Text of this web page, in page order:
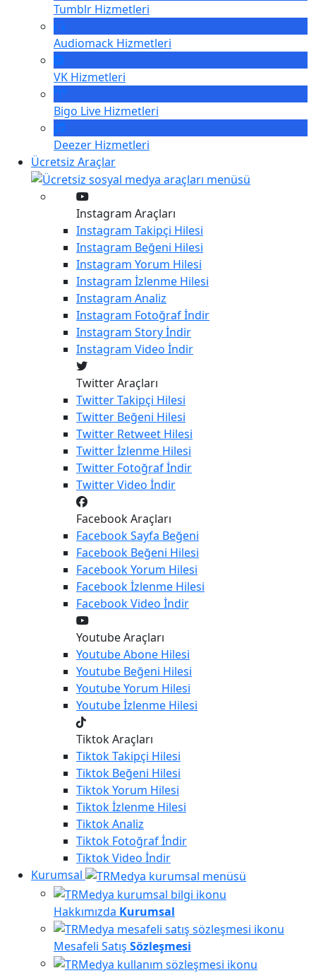
Tumblr Hizmetleri
Audiomack Hizmetleri
VK Hizmetleri
Bigo Live Hizmetleri
Deezer Hizmetleri
Ücretsiz Araçlar
Instagram Araçları
Instagram Takipçi Hilesi
Instagram Beğeni Hilesi
Instagram Yorum Hilesi
Instagram İzlenme Hilesi
Instagram Analiz
Instagram Fotoğraf İndir
Instagram Story İndir
Instagram Video İndir
Twitter Araçları
TwitterTakipçi Hilesi
Twitter Beğeni Hilesi
Twitter Retweet Hilesi
Twitterİzlenme Hilesi
Twitter Fotoğraf İndir
TwitterVideo İndir
Facebook Araçları
FacebookSayfa Beğeni
Facebook Beğeni Hilesi
FacebookYorum Hilesi
Facebookİzlenme Hilesi
FacebookVideo İndir
Youtube Araçları
YoutubeAbone Hilesi
Youtube Beğeni Hilesi
YoutubeYorum Hilesi
Youtubeİzlenme Hilesi
Tiktok Araçları
TiktokTakipçi Hilesi
Tiktok Beğeni Hilesi
TiktokYorum Hilesi
Tiktokİzlenme Hilesi
TiktokAnaliz
Tiktok Fotoğraf İndir
TiktokVideo İndir
Kurumsal
Hakkımızda Kurumsal
Mesafeli Satış Sözleşmesi